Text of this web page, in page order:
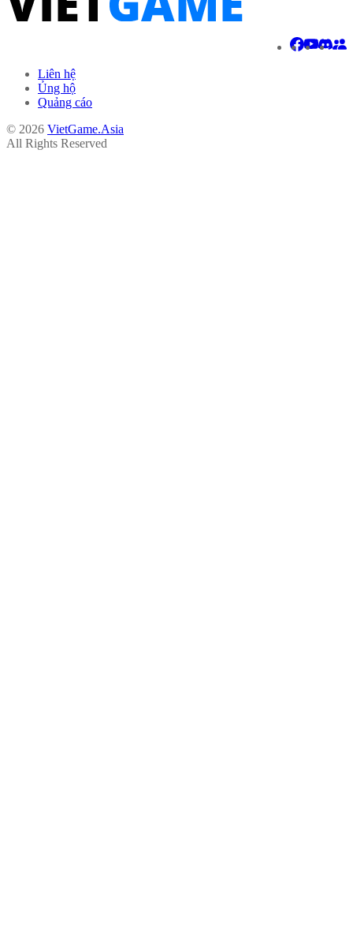
Liên hệ
Ủng hộ
Quảng cáo
© 2026 VietGame.Asia
All Rights Reserved